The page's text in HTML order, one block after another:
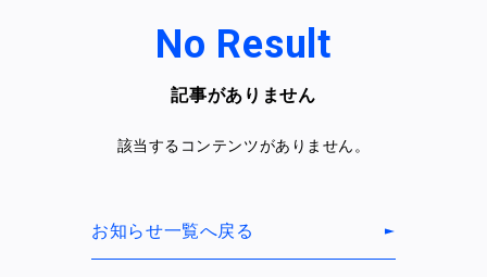
No Result
記事がありません
該当するコンテンツがありません。
お知らせ一覧へ戻る